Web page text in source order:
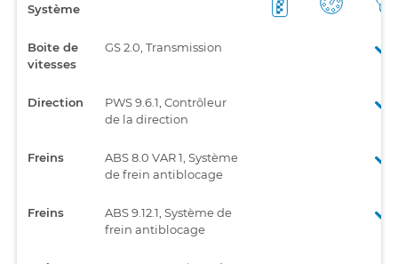
Système
Boite de
vitesses
GS 2.0, Transmission
Direction
PWS 9.6.1, Contrôleur
de la direction
Freins
ABS 8.0 VAR 1, Système
de frein antiblocage
Freins
ABS 9.12.1, Système de
frein antiblocage